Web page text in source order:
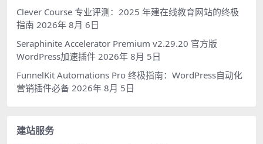
Clever Course 专业评测：2025 年建在线教育网站的终极
指南 2026年 8月 6日
Seraphinite Accelerator Premium v2.29.20 官方版
WordPress加速插件 2026年 8月 5日
FunnelKit Automations Pro 终极指南：WordPress自动化
营销插件必备 2026年 8月 5日
建站服务